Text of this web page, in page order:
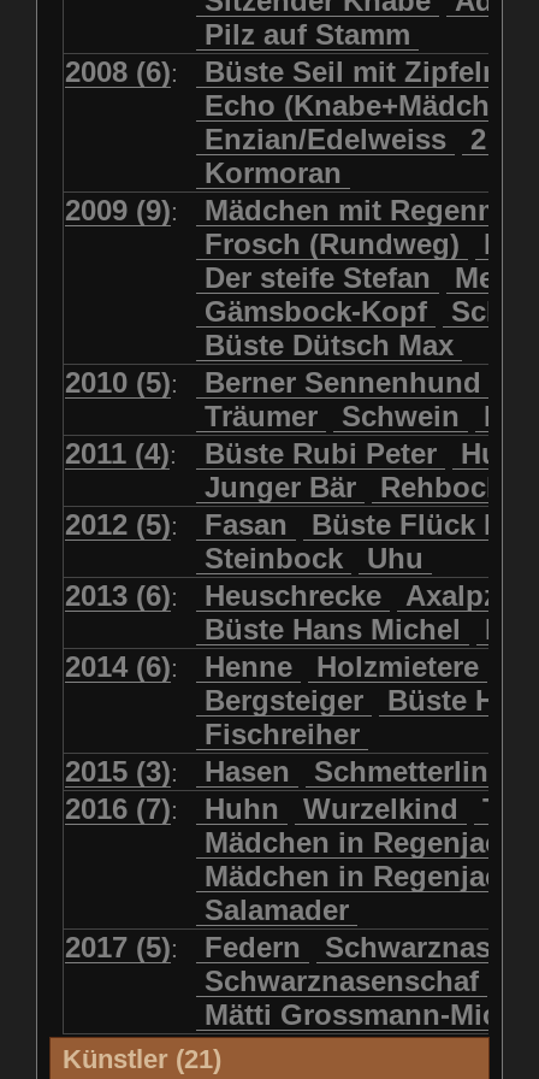
Pilz auf Stamm
2008 (6):
Büste Seil mit
Echo
Enzian/Edelweiss
2
Kormoran
2009 (9):
Mädchen mit
Frosch (Rundweg)
Der steife Stefan
Gämsbock-Kopf
Büste Dütsch Max
2010 (5): Berner Sennenhund
Träumer
Schwein
2011 (4): Büste Rubi Peter
Junger Bär
2012 (5): Fasan
Büste Flück
Steinbock
Uhu
2013 (6): Heuschrecke
Büste Hans Michel
2014 (6): Henne Holzmietere
Bergsteiger
Büste HP
Fischreiher
2015 (3): Hasen Schmetterlinge
2016 (7): Huhn Wurzelkind
Mädchen in
Mädchen in Regenjacke
Salamader
2017 (5): Federn
Schwarznasenschaf
Mätti Grossmann-
Künstler (21)